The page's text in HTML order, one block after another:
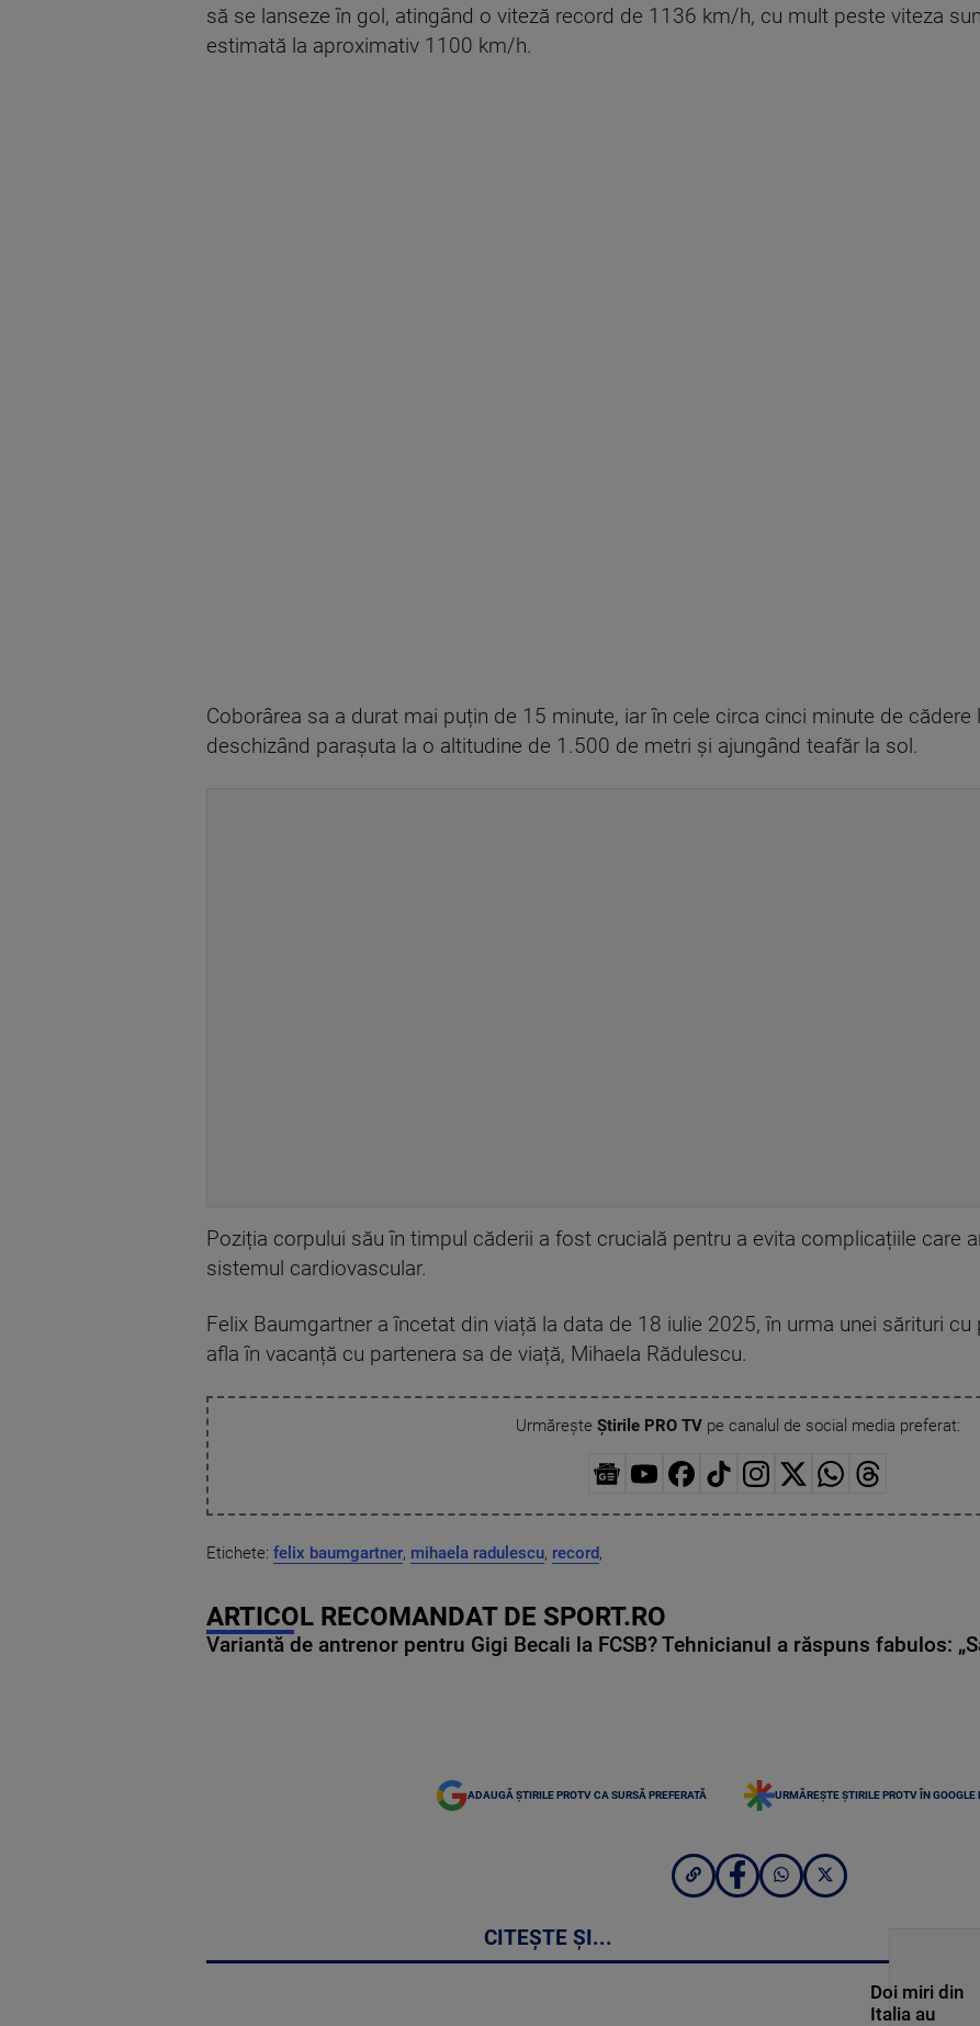
să se lanseze în gol, atingând o viteză record de 1136 km/h, cu mult peste viteza
estimată la aproximativ 1100 km/h.
Coborârea sa a durat mai puțin de 15 minute, iar în cele circa cinci minute de cădere
deschizând parașuta la o altitudine de 1.500 de metri și ajungând teafăr la sol.
Poziția corpului său în timpul căderii a fost crucială pentru a evita complicațiile care
sistemul cardiovascular.
Felix Baumgartner a încetat din viață la data de 18 iulie 2025, în urma unei sărituri
afla în vacanță cu partenera sa de viață, Mihaela Rădulescu.
Urmărește Știrile PRO TVpe canalul de social media preferat:
Etichete: felix baumgartner, mihaela radulescu, record,
ARTICOL RECOMANDAT DE SPORT.RO
Variantă de antrenor pentru Gigi Becali la FCSB? Tehnicianul a răspuns fabulos:
ADAUGĂ ȘTIRILE PROTV CA SURSĂ PREFERATĂ URMĂREȘTE ȘTIRILE PROTV ÎN GOOGLE
CITEȘTE ȘI...
Doi miri din
Italia au